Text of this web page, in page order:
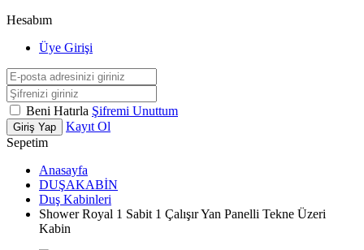
Hesabım
Üye Girişi
Beni Hatırla Şifremi Unuttum
Giriş Yap
Kayıt Ol
Sepetim
Anasayfa
DUŞAKABİN
Duş Kabinleri
Shower Royal 1 Sabit 1 Çalışır Yan Panelli Tekne Üzeri
Kabin